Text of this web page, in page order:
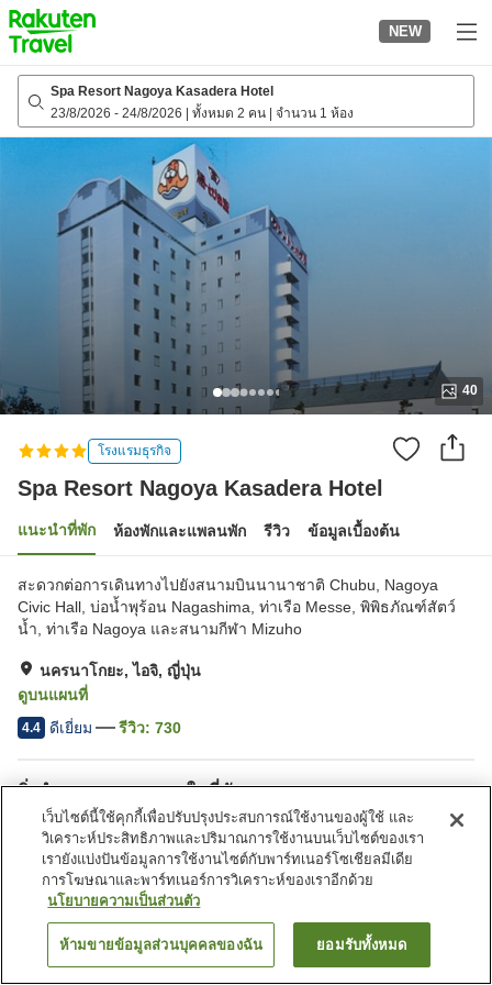
to
top
page
NEW
Spa Resort Nagoya Kasadera Hotel
23/8/2026 - 24/8/2026 ทั้งหมด 2 คน จำนวน 1 ห้อง
40
โรงแรมธุรกิจ
Spa Resort Nagoya Kasadera Hotel
แนะนำที่พัก ห้องพักและแพลนพัก รีวิว ข้อมูลเบื้องต้น
สะดวกต่อการเดินทางไปยังสนามบินนานาชาติ Chubu, Nagoya
Civic Hall, บ่อน้ำพุร้อน Nagashima, ท่าเรือ Messe, พิพิธภัณฑ์สัตว์
น้ำ, ท่าเรือ Nagoya และสนามกีฬา Mizuho
นครนาโกยะ, ไอจิ, ญี่ปุ่น
ดูบนแผนที่
4.4 ดีเยี่ยม รีวิว: 730
สิ่งอำนวยความสะดวกในที่พัก
ที่จอดรถ
อ่างน้ำวน
ซาวน่า
ฟิตเนสยิม/ฟิตเนสคลับ
หน้าแรก ญี่ปุ่น ไอจิ
Spa Resort Nagoya Kasadera Hotel
ค้นหาห้องพัก
เว็บไซต์นี้ใช้คุกกี้เพื่อปรับปรุงประสบการณ์ใช้งานของผู้ใช้ และ
วิเคราะห์ประสิทธิภาพและปริมาณการใช้งานบนเว็บไซต์ของเรา
เรายังแบ่งปันข้อมูลการใช้งานไซต์กับพาร์ทเนอร์โซเชียลมีเดีย
การโฆษณาและพาร์ทเนอร์การวิเคราะห์ของเราอีกด้วย
นโยบายความเป็นส่วนตัว
ห้ามขายข้อมูลส่วนบุคคลของฉัน ยอมรับทั้งหมด